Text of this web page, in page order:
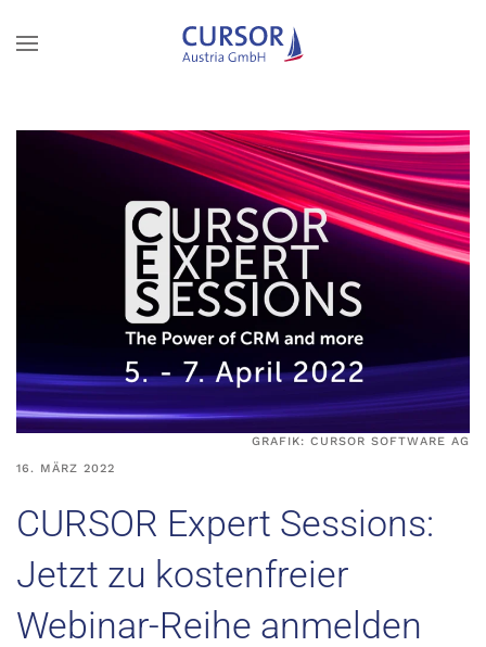
Zum Hauptinhalt springen
GRAFIK: CURSOR SOFTWARE AG
16. MÄRZ 2022
CURSOR Expert Sessions:
Jetzt zu kostenfreier
Webinar-Reihe anmelden